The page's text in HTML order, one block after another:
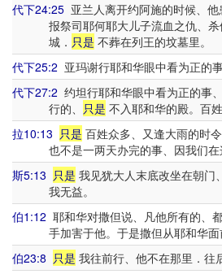
代下24:25 亚兰人离开约阿施的时候、
报祭司耶何耶大儿子流血之仇、
城． 只是 不葬在列王的坟墓里。
代下25:2 亚玛谢行耶和华眼中看为正的事
代下27:2 约坦行耶和华眼中看为正的事
行的、 只是 不入耶和华的殿。百
拉10:13 只是 百姓众多、又逢大雨的时
也不是一两天办完的事、因我们在
斯5:13 只是 我见犹大人末底改坐在朝门
我无益。
伯1:12 耶和华对撒但说、凡他所有的、
手加害于他。于是撒但从耶和华面
伯23:8 只是 我往前行、他不在那里．往